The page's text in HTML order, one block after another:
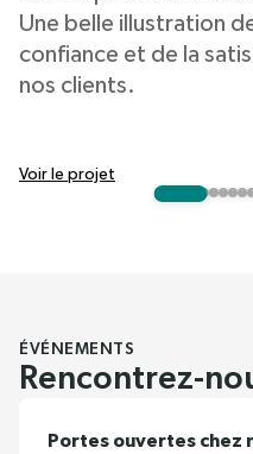
Une belle illustration
confiance et de la
nos clients.
Voir le projet
ÉVÉNEMENTS
Rencontrez-
Portes ouvertes chez